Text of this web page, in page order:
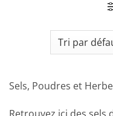
Sels, Poudres et